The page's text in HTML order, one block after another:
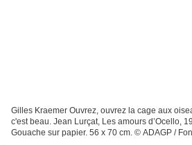
Gilles Kraemer Ouvrez, ouvrez la cage aux
c'est beau. Jean Lurçat, Les amours d’Ocello,
Gouache sur papier. 56 x 70 cm. © ADAGP /